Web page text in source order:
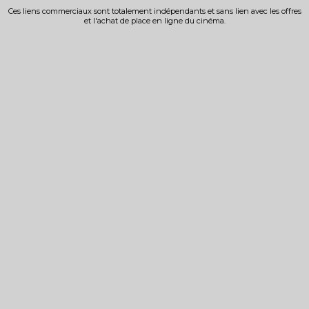
Ces liens commerciaux sont totalement indépendants et sans lien avec les offres
et l'achat de place en ligne du cinéma.